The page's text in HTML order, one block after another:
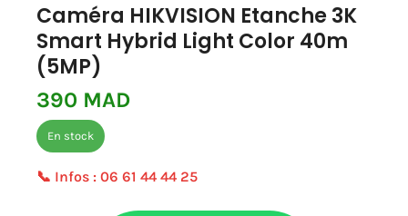
Caméra HIKVISION Etanche 3K
Smart Hybrid Light Color 40m
(5MP)
390 MAD
En stock
📞 Infos : 06 61 44 44 25